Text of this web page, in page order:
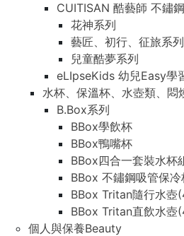
CUITISAN 酷藝師 不鏽
花神系列
藝匠、初行、征旅系列
兒童酷夢系列
eLIpseKids 幼兒Easy學
水杯、保溫杯、水壺類、悶
B.Box系列
BBox學飲杯
BBox鴨嘴杯
BBox四合一套裝水杯
BBox 不鏽鋼吸管保冷
BBox Tritan隨行水
BBox Tritan直飲水
個人與保養Beauty